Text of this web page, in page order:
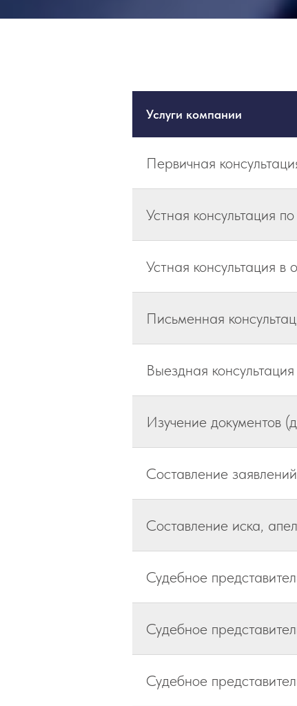
Услуги компании
Первичная
Устная консультация
Устная консультация в
Письменная
Выездная консультация
Изучение документов
Составление
Составление иска,
Судебное
Судебное
Судебное